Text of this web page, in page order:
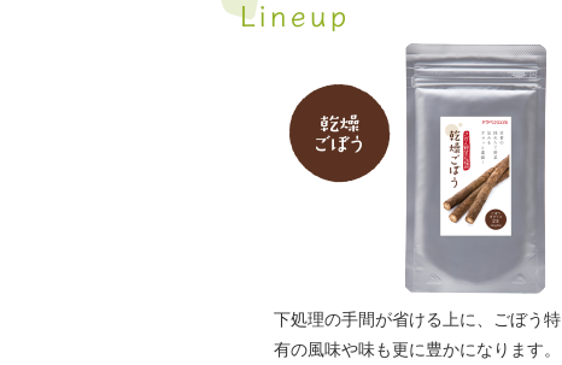
下処理の手間が省ける上に、ごぼう特
有の風味や味も更に豊かになります。